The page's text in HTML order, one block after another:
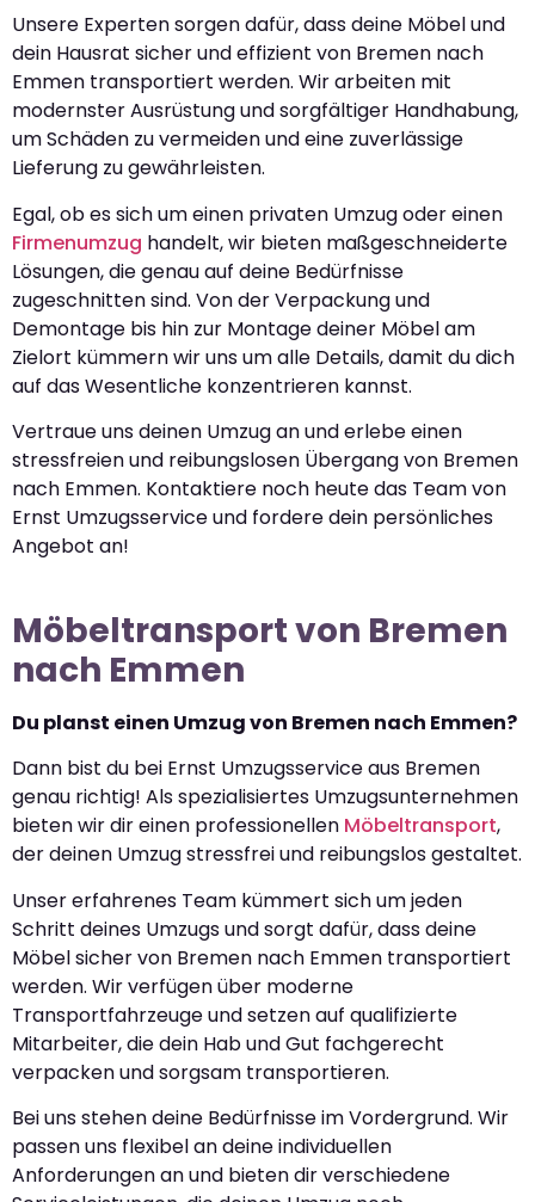
Unsere Experten sorgen dafür, dass deine Möbel und
dein Hausrat sicher und effizient von Bremen nach
Emmen transportiert werden. Wir arbeiten mit
modernster Ausrüstung und sorgfältiger Handhabung,
um Schäden zu vermeiden und eine zuverlässige
Lieferung zu gewährleisten.
Egal, ob es sich um einen privaten Umzug oder einen
Firmenumzug handelt, wir bieten maßgeschneiderte
Lösungen, die genau auf deine Bedürfnisse
zugeschnitten sind. Von der Verpackung und
Demontage bis hin zur Montage deiner Möbel am
Zielort kümmern wir uns um alle Details, damit du dich
auf das Wesentliche konzentrieren kannst.
Vertraue uns deinen Umzug an und erlebe einen
stressfreien und reibungslosen Übergang von Bremen
nach Emmen. Kontaktiere noch heute das Team von
Ernst Umzugsservice und fordere dein persönliches
Angebot an!
Möbeltransport von Bremen
nach Emmen
Du planst einen Umzug von Bremen nach Emmen?
Dann bist du bei Ernst Umzugsservice aus Bremen
genau richtig! Als spezialisiertes Umzugsunternehmen
bieten wir dir einen professionellen Möbeltransport,
der deinen Umzug stressfrei und reibungslos gestaltet.
Unser erfahrenes Team kümmert sich um jeden
Schritt deines Umzugs und sorgt dafür, dass deine
Möbel sicher von Bremen nach Emmen transportiert
werden. Wir verfügen über moderne
Transportfahrzeuge und setzen auf qualifizierte
Mitarbeiter, die dein Hab und Gut fachgerecht
verpacken und sorgsam transportieren.
Bei uns stehen deine Bedürfnisse im Vordergrund. Wir
passen uns flexibel an deine individuellen
Anforderungen an und bieten dir verschiedene